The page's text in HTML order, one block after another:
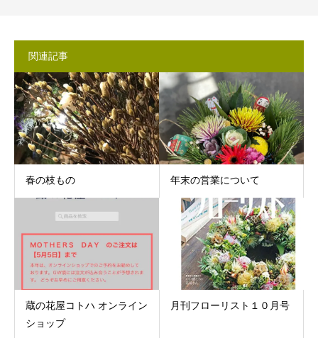
関連記事
春の枝もの 年末の営業について
蔵の花屋コトハ オンライン
ショップ
月刊フローリスト１０月号